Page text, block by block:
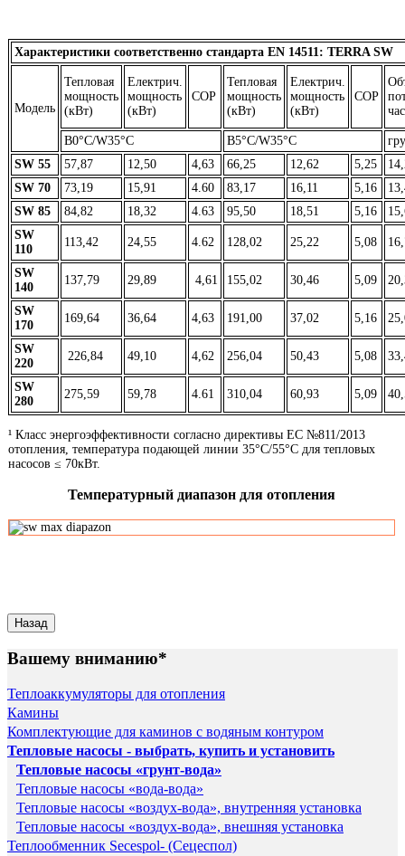
Характеристики соответственно стандарта EN 14511: TERRA SW
Модель
Тепловая
мощность
(кВт)
Електрич.
мощность
(кВт)
COP
Тепловая
мощность
(кВт)
Електрич.
мощность
(кВт)
COP
час
В0°C/W35°C В5°C/W35°C
SW 55
57,87 12,50 4,63 66,25 12,62 5,25
SW 70
73,19 15,91 4.60 83,17 16,11 5,16
SW 85
84,82 18,32 4.63 95,50 18,51 5,16
SW
110
113,42 24,55 4.62 128,02 25,22 5,08
SW
140
137,79 29,89 4,61 155,02 30,46 5,09
SW
170
169,64 36,64 4,63 191,00 37,02 5,16
SW
220
226,84 49,10 4,62 256,04 50,43 5,08
SW
280
275,59 59,78 4.61 310,04 60,93 5,09
¹ Класс энергоэффективности согласно директивы ЕС №811/2013
отопления, температура подающей линии 35°С/55°С для тепловых
насосов ≤ 70кВт.
Температурный диапазон для отопления
Вашему вниманию*
Теплоаккумуляторы для отопления
Камины
Комплектующие для каминов с водяным контуром
Тепловые насосы - выбрать, купить и установить
Тепловые насосы «грунт-вода»
Тепловые насосы «вода-вода»
Тепловые насосы «воздух-вода», внутренняя установка
Тепловые насосы «воздух-вода», внешняя установка
Теплообменник Secespol- (Сецеспол)